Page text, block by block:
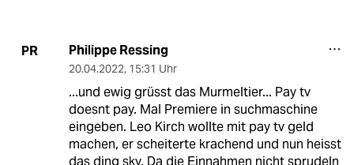
PR Philippe Ressing
20.04.2022, 15:31 Uhr
...und ewig grüsst das Murmeltier... Pay tv
doesnt pay. Mal Premiere in suchmaschine
eingeben. Leo Kirch wollte mit pay tv geld
machen, er scheiterte krachend und nun heisst
das ding sky. Da die Einnahmen nicht sprudeln